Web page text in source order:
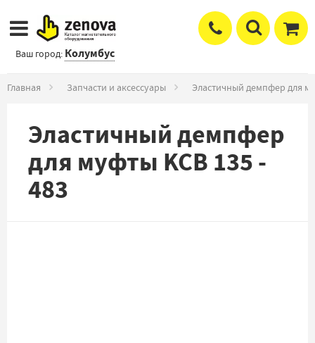
Ваш город: Колумбус
Главная Запчасти и аксессуары Эластичный демпфер для
Эластичный демпфер
для муфты KCB 135 -
483